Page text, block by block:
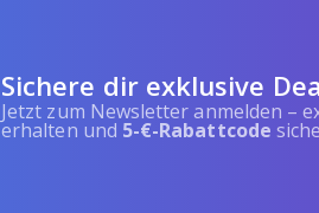
Sichere dir exklusive
Jetzt zum Newsletter anmelden –
erhalten und 5-€-Rabattcode